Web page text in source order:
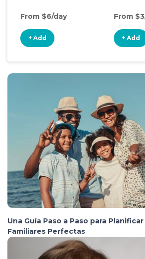
From $6/day
+ Add
From
+ Add
Una Guía Paso a Paso para
Familiares Perfectas